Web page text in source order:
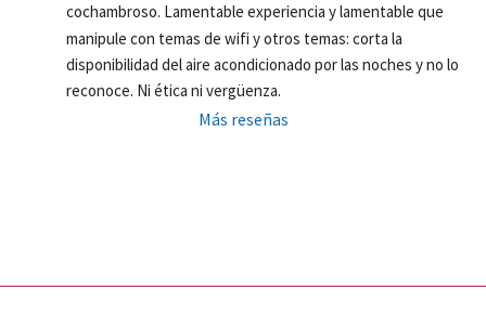
cochambroso. Lamentable experiencia y lamentable que
manipule con temas de wifi y otros temas: corta la
disponibilidad del aire acondicionado por las noches y no lo
reconoce. Ni ética ni vergüenza.
Más reseñas